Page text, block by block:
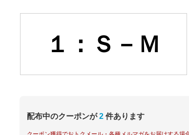
１：Ｓ－Ｍ
配布中のクーポンが 2 件あります